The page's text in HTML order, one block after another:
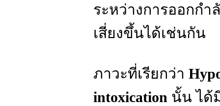
ระหว่างการออกกำ
เสี่ยงขึ้นได้เช่นกัน
ภาวะที่เรียกว่า
intoxication นั้น ได้